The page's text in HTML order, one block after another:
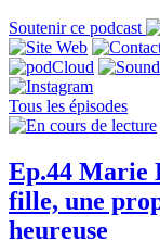
Soutenir ce podcast
Tous les épisodes
Ep.44 Marie
fille, une
heureuse